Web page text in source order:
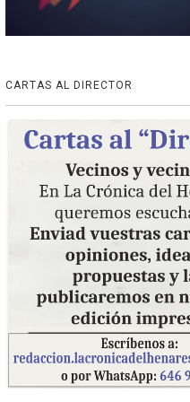
CARTAS AL DIRECTOR